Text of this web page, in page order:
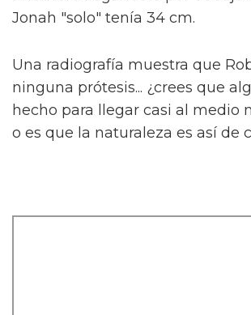
Jonah "solo" tenía 34 cm.
Una radiografía muestra que
ninguna prótesis... ¿crees que
hecho para llegar casi al medio
o es que la naturaleza es así de